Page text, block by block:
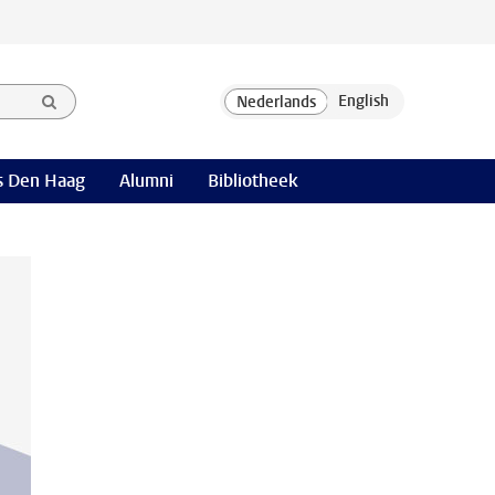
Den Haag Alumni Bibliotheek